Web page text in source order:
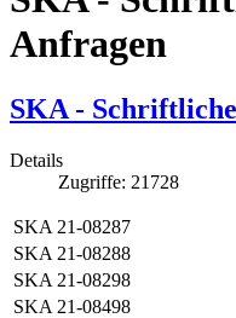
Anfragen
SKA -
Details
Zugriffe: 21728
SKA 21-08287
SKA 21-08288
SKA 21-08298
SKA 21-08498